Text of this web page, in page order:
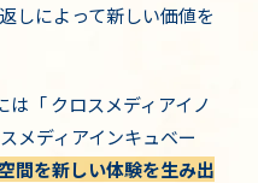
しによって新しい価値を
「 クロスメディアイノ
メディアインキュベー
間を新しい体験を生み出